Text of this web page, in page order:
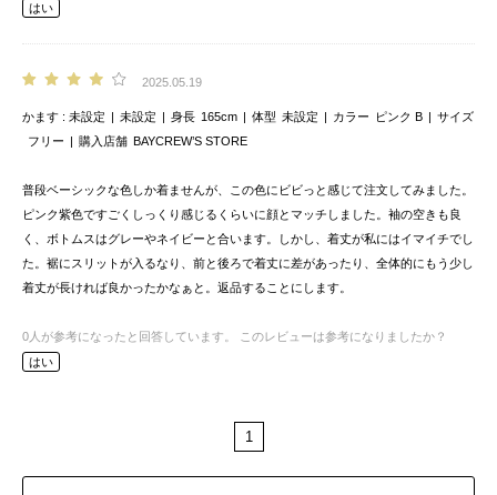
はい
2025.05.19
かます 未設定 未設定 身長 165cm 体型 未設定 カラー ピンク B
サイズ
フリー
購入店舗 BAYCREW’S STORE
普段ベーシックな色しか着ませんが、この色にビビっと感じて注文してみました。
ピンク紫色ですごくしっくり感じるくらいに顔とマッチしました。袖の空きも良
く、ボトムスはグレーやネイビーと合います。しかし、着丈が私にはイマイチでし
た。裾にスリットが入るなり、前と後ろで着丈に差があったり、全体的にもう少し
着丈が長ければ良かったかなぁと。返品することにします。
0 人が参考になったと回答しています。
このレビューは参考になりましたか？
はい
1